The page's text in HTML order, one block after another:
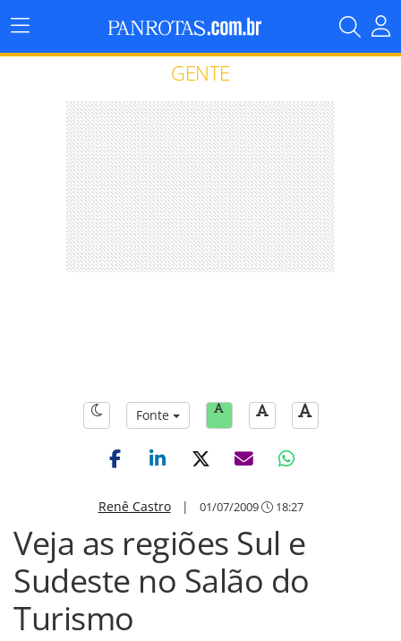
Menu
Principal
GENTE
Fonte
Renê Castro| 01/07/2009 18:27
Veja as regiões Sul e
Sudeste no Salão do
Turismo